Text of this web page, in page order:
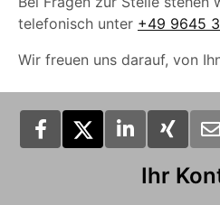
telefonisch unter +49 9645
Wir freuen uns darauf, von
Ihr